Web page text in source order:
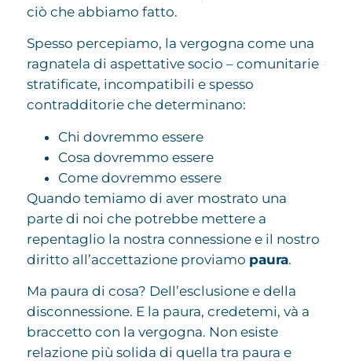
ciò che abbiamo fatto.
Spesso percepiamo, la vergogna come una
ragnatela di aspettative socio – comunitarie
stratificate, incompatibili e spesso
contradditorie che determinano:
Chi dovremmo essere
Cosa dovremmo essere
Come dovremmo essere
Quando temiamo di aver mostrato una
parte di noi che potrebbe mettere a
repentaglio la nostra connessione e il nostro
diritto all’accettazione proviamo paura.
Ma paura di cosa? Dell’esclusione e della
disconnessione. E la paura, credetemi, và a
braccetto con la vergogna. Non esiste
relazione più solida di quella tra paura e